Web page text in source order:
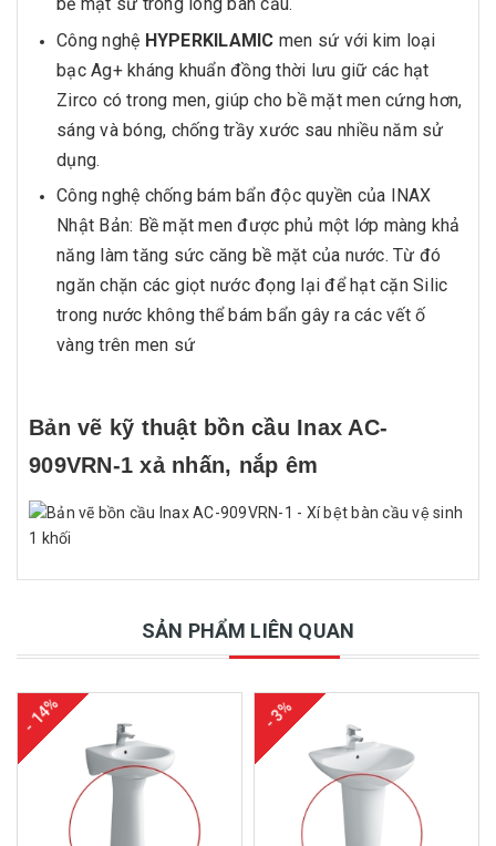
Công nghệ HYPERKILAMIC men sứ với kim loại
bạc Ag+ kháng khuẩn đồng thời lưu giữ các hạt
Zirco có trong men, giúp cho bề mặt men cứng hơn,
sáng và bóng, chống trầy xước sau nhiều năm sử
dụng.
Công nghệ chống bám bẩn độc quyền của INAX
Nhật Bản: Bề mặt men được phủ một lớp màng khả
năng làm tăng sức căng bề mặt của nước. Từ đó
ngăn chặn các giọt nước đọng lại để hạt cặn Silic
trong nước không thể bám bẩn gây ra các vết ố
vàng trên men sứ
Bản vẽ kỹ thuật bồn cầu Inax AC-
909VRN-1 xả nhấn, nắp êm
SẢN PHẨM LIÊN QUAN
- 14% - 3%